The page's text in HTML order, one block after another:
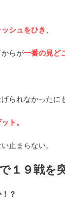
シュをひき 、
らが一番の見ど
られなかったに
ト。
止まらない。
１９戦を
？